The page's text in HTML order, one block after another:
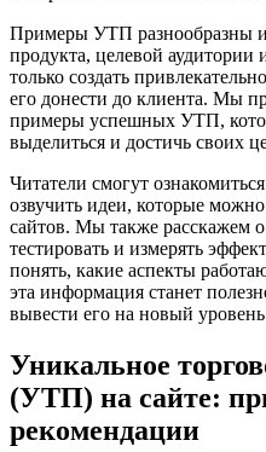
Примеры УТП разнообразны и
продукта, целевой
только создать
его донести до клиента. Мы
примеры успешных УТП,
выделиться и достичь своих
Читатели смогут
озвучить идеи, которые
сайтов. Мы также расскажем
тестировать и измерять
понять, какие аспекты
эта информация станет
вывести его на новый
Уникальное
(УТП) на сайте:
рекомендации